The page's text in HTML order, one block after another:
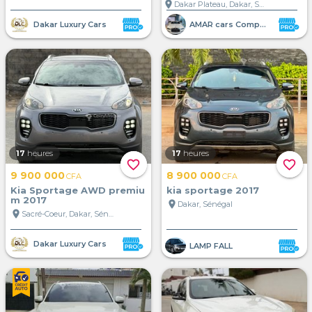
Dakar Luxury Cars
location_on
Dakar Plateau, Dakar, Sénégal
AMAR cars Company
favorite_border
17 heures
9 900 000CFA
Kia Sportage AWD premiu
m 2017
location_on
Sacré-Coeur, Dakar, Sénégal
Dakar Luxury Cars
favorite_border
17 heures
8 900 000CFA
kia sportage 2017
location_on Dakar, Sénégal
LAMP FALL